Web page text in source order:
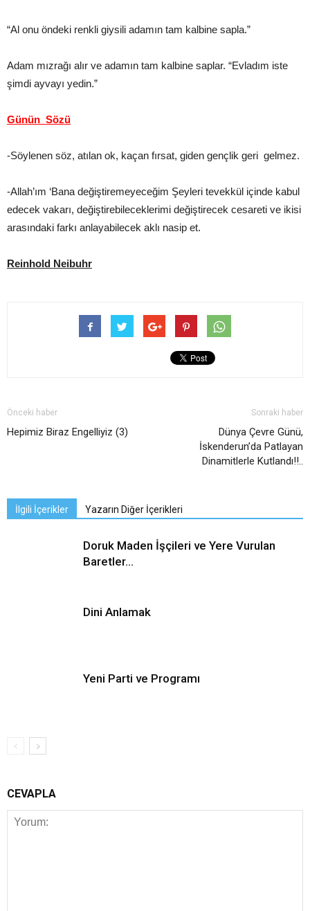
“Al onu öndeki renkli giysili adamın tam kalbine sapla.”
Adam mızrağı alır ve adamın tam kalbine saplar. “Evladım iste
şimdi ayvayı yedin.”
Günün Sözü
-Söylenen söz, atılan ok, kaçan fırsat, giden gençlik geri gelmez.
-Allah’ım ‘Bana değiştiremeyeceğim Şeyleri tevekkül içinde kabul
edecek vakarı, değiştirebileceklerimi değiştirecek cesareti ve ikisi
arasındaki farkı anlayabilecek aklı nasip et.
Reinhold Neibuhr
Önceki haber
Hepimiz Biraz Engelliyiz (3)
Sonraki haber
Dünya Çevre Günü,
İskenderun’da Patlayan
Dinamitlerle Kutlandı!!..
İlgili İçerikler Yazarın Diğer İçerikleri
Doruk Maden İşçileri ve Yere Vurulan
Baretler…
Dini Anlamak
Yeni Parti ve Programı
CEVAPLA